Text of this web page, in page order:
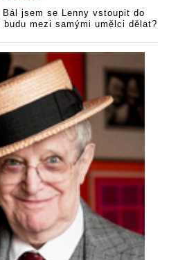
Bál jsem se Lenny vstoupit do
mezi samými umělci dělat?